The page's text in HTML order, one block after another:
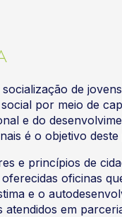
de
por meio de
e do
é o objetivo deste
e princípios de
oficinas
e o
atendidos em